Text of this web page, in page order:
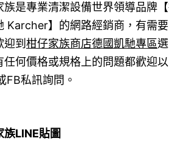
族是專業清潔設備世界領導品牌
Karcher】的網路經銷商，有需
迎到 柑仔家族商店德國凱馳專區選
任何價格或規格上的問題都歡迎以
FB私訊詢問。
族LINE貼圖